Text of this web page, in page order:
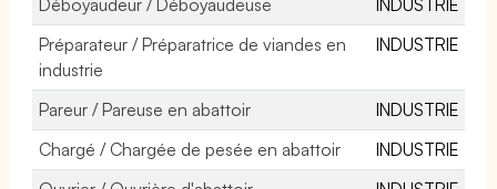
Préparateur / Préparatrice de viandes en
industrie
INDUSTRIE
Pareur / Pareuse en abattoir
INDUSTRIE
Chargé / Chargée de pesée en abattoir
INDUSTRIE